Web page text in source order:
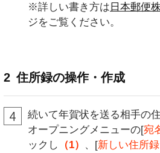
※詳しい書き方は 日本郵便
ジをご覧ください。
2 住所録の操作・作成
続いて年賀状を送る相手の
オープニングメニューの[宛
ックし
（1） 、[新しい住所